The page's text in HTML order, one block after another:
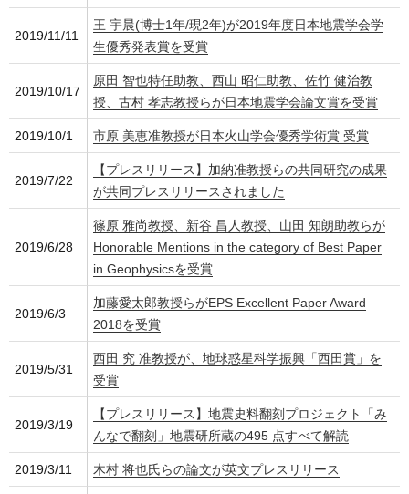
2019/11/11
王 宇晨(博士1年/現2年)が2019年度日本地震学会学
生優秀発表賞を受賞
2019/10/17
原田 智也特任助教、西山 昭仁助教、佐竹 健治教
授、古村 孝志教授らが日本地震学会論文賞を受賞
2019/10/1 市原 美恵准教授が日本火山学会優秀学術賞 受賞
2019/7/22
【プレスリリース】加納准教授らの共同研究の成果
が共同プレスリリースされました
2019/6/28
篠原 雅尚教授、新谷 昌人教授、山田 知朗助教らが
Honorable Mentions in the category of Best Paper
in Geophysicsを受賞
2019/6/3
加藤愛太郎教授らがEPS Excellent Paper Award
2018を受賞
2019/5/31
西田 究 准教授が、地球惑星科学振興「西田賞」を
受賞
2019/3/19
【プレスリリース】地震史料翻刻プロジェクト「み
んなで翻刻」地震研所蔵の495 点すべて解読
2019/3/11 木村 将也氏らの論文が英文プレスリリース